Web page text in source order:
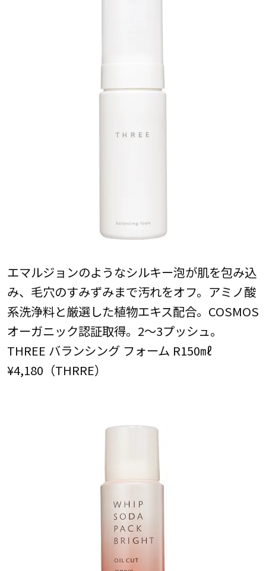
エマルジョンのようなシルキー泡が肌を包み込
み、毛穴のすみずみまで汚れをオフ。アミノ酸
系洗浄料と厳選した植物エキス配合。COSMOS
オーガニック認証取得。2～3プッシュ。
THREE バランシング フォーム R150㎖
¥4,180（THRRE）